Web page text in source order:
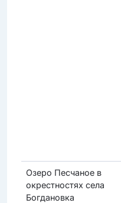
Озеро Песчаное в
окрестностях села
Богдановка